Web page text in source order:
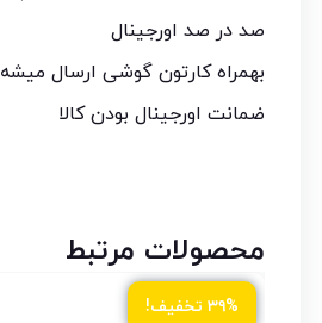
صد در صد اورجینال
بهمراه کارتون گوشی ارسال میشه
ضمانت اورجینال بودن کالا
محصولات مرتبط
۳۹% تخفیف!